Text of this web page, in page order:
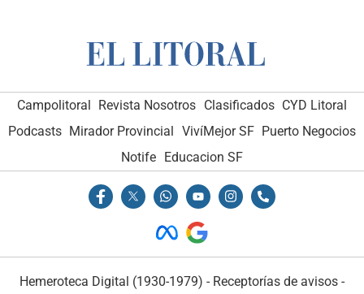
Campolitoral Revista Nosotros Clasificados CYD Litoral
Podcasts Mirador Provincial VivíMejor SF Puerto Negocios
Notife Educacion SF
Hemeroteca Digital (1930-1979) - Receptorías de avisos -